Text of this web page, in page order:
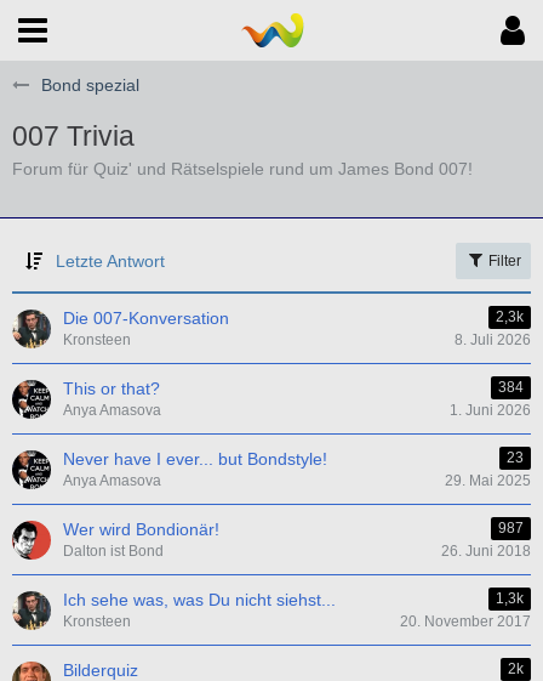
Bond spezial
007 Trivia
Forum für Quiz' und Rätselspiele rund um James Bond 007!
Letzte Antwort Filter
Die 007-Konversation
2,3k
Kronsteen
8. Juli 2026
This or that?
384
Anya Amasova
1. Juni 2026
Never have I ever... but Bondstyle!
23
Anya Amasova
29. Mai 2025
Wer wird Bondionär!
987
Dalton ist Bond
26. Juni 2018
Ich sehe was, was Du nicht siehst...
1,3k
Kronsteen
20. November 2017
Bilderquiz
2k